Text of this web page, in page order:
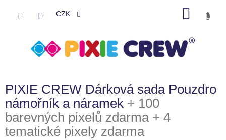
CZK
PIXIE CREW Dárková sada Pouzdro
námořník a náramek + 100
barevných pixelů zdarma + 4
tematické pixely zdarma